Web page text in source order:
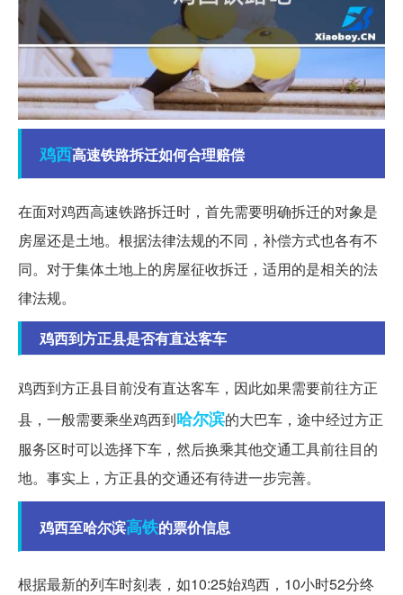
鸡西高速铁路拆迁如何合理赔偿
在面对鸡西高速铁路拆迁时，首先需要明确拆迁的对象是
房屋还是土地。根据法律法规的不同，补偿方式也各有不
同。对于集体土地上的房屋征收拆迁，适用的是相关的法
律法规。
鸡西到方正县是否有直达客车
鸡西到方正县目前没有直达客车，因此如果需要前往方正
县，一般需要乘坐鸡西到哈尔滨的大巴车，途中经过方正
服务区时可以选择下车，然后换乘其他交通工具前往目的
地。事实上，方正县的交通还有待进一步完善。
鸡西至哈尔滨高铁的票价信息
根据最新的列车时刻表，如10:25始鸡西，10小时52分终